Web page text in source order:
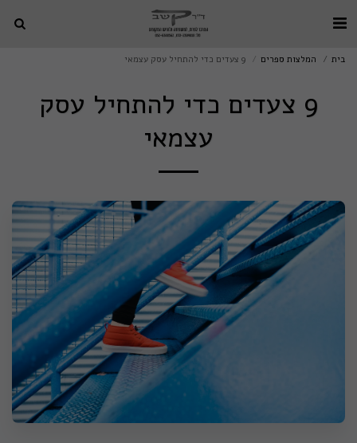
בית המלצות ספרים 9 צעדים כדי להתחיל עסק עצמאי
9 צעדים כדי להתחיל עסק
עצמאי